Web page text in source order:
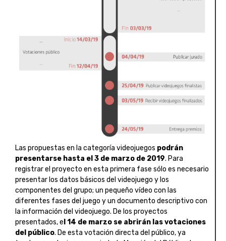
Las propuestas en la categoría videojuegos podrán
presentarse hasta el 3 de marzo de 2019. Para
registrar el proyecto en esta primera fase sólo es necesario
presentar los datos básicos del videojuego y los
componentes del grupo; un pequeño vídeo con las
diferentes fases del juego y un documento descriptivo con
la información del videojuego. De los proyectos
presentados, e l 14 de marzo se abrirán las votaciones
del público. De esta votación directa del público, ya